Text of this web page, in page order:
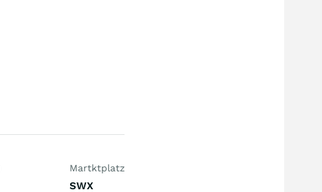
Martktplatz
SWX